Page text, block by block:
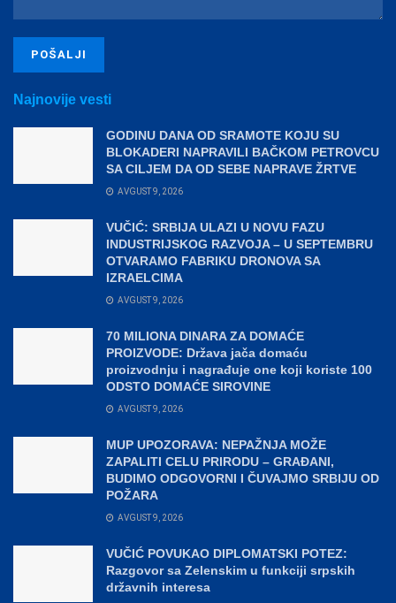
Najnovije vesti
GODINU DANA OD SRAMOTE KOJU SU
BLOKADERI NAPRAVILI BAČKOM PETROVCU
SA CILJEM DA OD SEBE NAPRAVE ŽRTVE
AVGUST 9, 2026
VUČIĆ: SRBIJA ULAZI U NOVU FAZU
INDUSTRIJSKOG RAZVOJA – U SEPTEMBRU
OTVARAMO FABRIKU DRONOVA SA
IZRAELCIMA
AVGUST 9, 2026
70 MILIONA DINARA ZA DOMAĆE
PROIZVODE: Država jača domaću
proizvodnju i nagrađuje one koji koriste 100
ODSTO DOMAĆE SIROVINE
AVGUST 9, 2026
MUP UPOZORAVA: NEPAŽNJA MOŽE
ZAPALITI CELU PRIRODU – GRAĐANI,
BUDIMO ODGOVORNI I ČUVAJMO SRBIJU OD
POŽARA
AVGUST 9, 2026
VUČIĆ POVUKAO DIPLOMATSKI POTEZ:
Razgovor sa Zelenskim u funkciji srpskih
državnih interesa